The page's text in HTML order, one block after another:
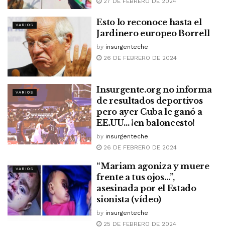
VARIOS
Esto lo reconoce hasta el
Jardinero europeo Borrell
by insurgenteche
26 DE FEBRERO DE 2024
VARIOS
Insurgente.org no informa
de resultados deportivos
pero ayer Cuba le ganó a
EE.UU… ¡en baloncesto!
by insurgenteche
26 DE FEBRERO DE 2024
VARIOS
“Mariam agoniza y muere
frente a tus ojos…”,
asesinada por el Estado
sionista (vídeo)
by insurgenteche
25 DE FEBRERO DE 2024